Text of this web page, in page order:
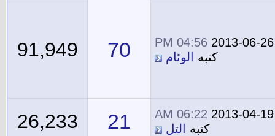
2013-06-26
04:56 PM
كتبه
الوئام 70
91,949
2013-04-19
06:22 AM
كتبه
التل 21
26,233